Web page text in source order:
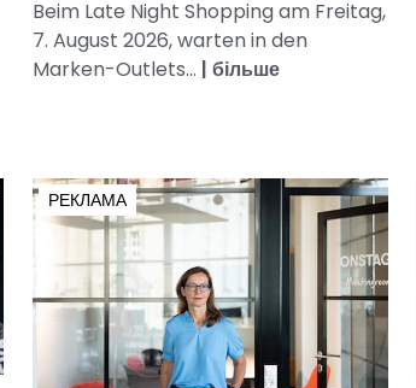
Beim Late Night Shopping am Freitag,
7. August 2026, warten in den
Marken-Outlets... | більше
РЕКЛАМА